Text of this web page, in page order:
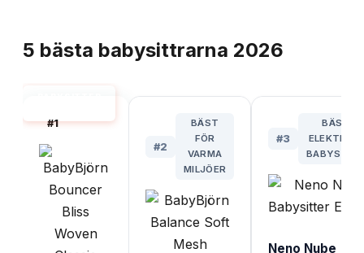
5 bästa babysittrarna 2026
#1
#2
BÄST
FÖR
VARMA
MILJÖER
#3
BÄSTA
Neno Nube